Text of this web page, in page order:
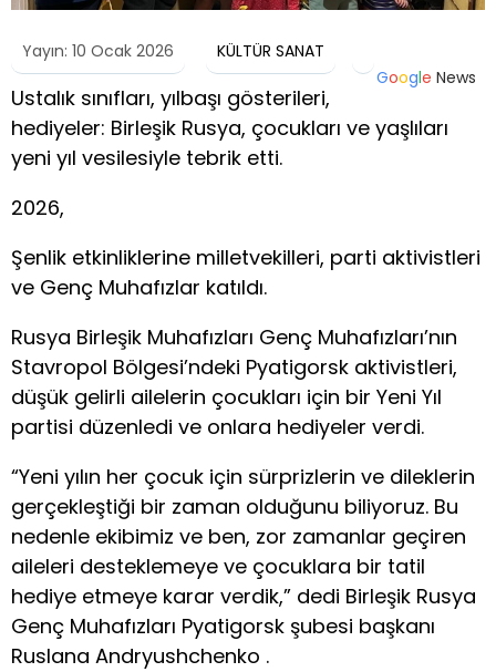
Yayın: 10 Ocak 2026
KÜLTÜR SANAT
Google News
Ustalık sınıfları, yılbaşı gösterileri,
hediyeler: Birleşik Rusya, çocukları ve yaşlıları
yeni yıl vesilesiyle tebrik etti.
2026,
Şenlik etkinliklerine milletvekilleri, parti aktivistleri
ve Genç Muhafızlar katıldı.
Rusya Birleşik Muhafızları Genç Muhafızları’nın
Stavropol Bölgesi’ndeki Pyatigorsk aktivistleri,
düşük gelirli ailelerin çocukları için bir Yeni Yıl
partisi düzenledi ve onlara hediyeler verdi.
“Yeni yılın her çocuk için sürprizlerin ve dileklerin
gerçekleştiği bir zaman olduğunu biliyoruz. Bu
nedenle ekibimiz ve ben, zor zamanlar geçiren
aileleri desteklemeye ve çocuklara bir tatil
hediye etmeye karar verdik,” dedi Birleşik Rusya
Genç Muhafızları Pyatigorsk şubesi başkanı
Ruslana Andryushchenko .